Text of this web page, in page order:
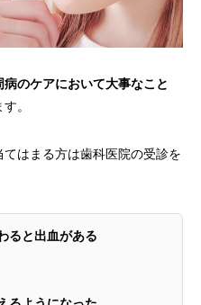
病のケアにおいて大事なこと
。
はまる方は歯科医院の受診を
ると出血がある